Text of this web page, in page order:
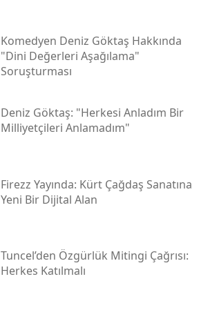
Komedyen Deniz Göktaş Hakkında
"dini Değerleri Aşağılama"
Soruşturması
Deniz Göktaş: "herkesi Anladım Bir
Milliyetçileri Anlamadım"
Firezz Yayında: Kürt Çağdaş Sanatına
Yeni Bir Dijital Alan
Tuncel’den Özgürlük Mitingi Çağrısı:
Herkes Katılmalı